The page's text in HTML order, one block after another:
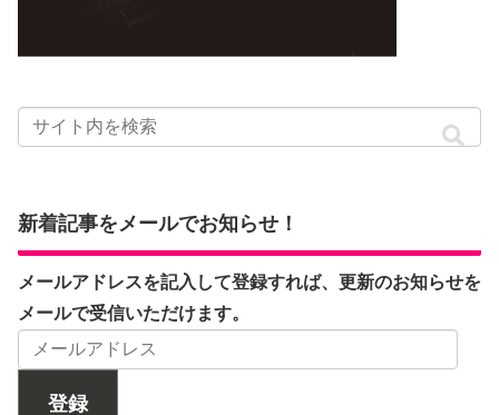
新着記事をメールでお知らせ！
メールアドレスを記入して登録すれば、更新のお知らせを
メールで受信いただけます。
登録